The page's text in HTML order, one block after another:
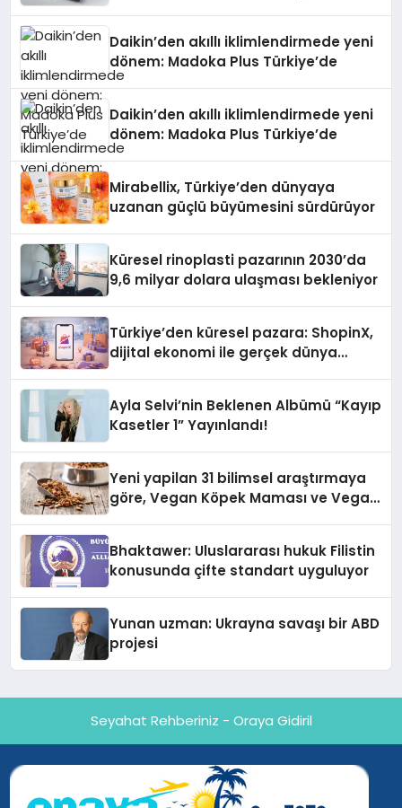
Daikin’den akıllı iklimlendirmede yeni
dönem: Madoka Plus Türkiye’de
Daikin’den akıllı iklimlendirmede yeni
dönem: Madoka Plus Türkiye’de
Mirabellix, Türkiye’den dünyaya
uzanan güçlü büyümesini sürdürüyor
Küresel rinoplasti pazarının 2030’da
9,6 milyar dolara ulaşması bekleniyor
Türkiye’den küresel pazara: ShopinX,
dijital ekonomi ile gerçek dünya
Ayla Selvi’nin Beklenen Albümü “Kayıp
Kasetler 1” Yayınlandı!
Yeni yapilan 31 bilimsel araştırmaya
göre, Vegan Köpek Maması ve Vegan
Bhaktawer: Uluslararası hukuk Filistin
konusunda çifte standart uyguluyor
Yunan uzman: Ukrayna savaşı bir ABD
projesi
Seyahat Rehberiniz - Oraya Gidiril